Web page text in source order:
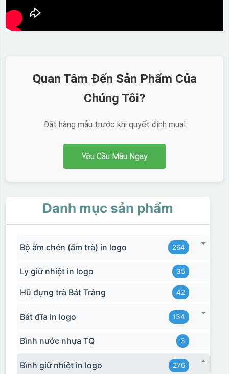
Quan Tâm Đến Sản Phẩm Của
Chúng Tôi?
Đặt hàng mẫu trước khi quyết định mua!
Yêu Cầu Mẫu Ngay
Danh mục sản phẩm
Bộ ấm chén (ấm trà) in logo 264
Ly giữ nhiệt in logo 35
Hũ đựng trà Bát Tràng 42
Bát đĩa in logo 134
Bình nước nhựa TQ 3
Bình giữ nhiệt in logo 276